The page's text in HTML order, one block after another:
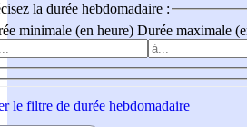
la durée hebdomadaire :
minimale (en heure) Durée maximale
le filtre de durée hebdomadaire